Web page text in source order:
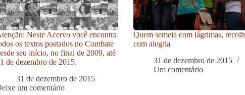
Neste Acervo você encontra
os textos postados no Combate
seu início, no final de 2009, até
de dezembro de 2015.
31 de dezembro de 2015
Quem semeia com lágrimas,
com alegria
31 de dezembro de 2015
Um comentário
um comentário